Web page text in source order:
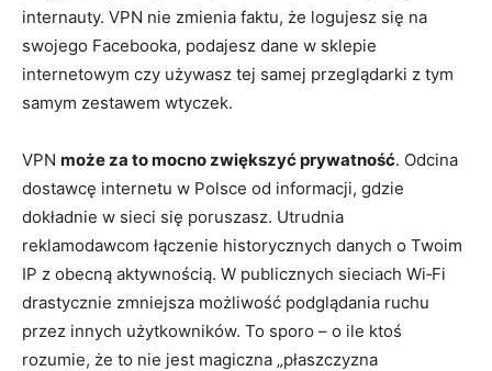
internauty. VPN nie zmienia faktu, że logujesz się na
swojego Facebooka, podajesz dane w sklepie
internetowym czy używasz tej samej przeglądarki z tym
samym zestawem wtyczek.
VPN może za to mocno zwiększyć prywatność. Odcina
dostawcę internetu w Polsce od informacji, gdzie
dokładnie w sieci się poruszasz. Utrudnia
reklamodawcom łączenie historycznych danych o Twoim
IP z obecną aktywnością. W publicznych sieciach Wi‑Fi
drastycznie zmniejsza możliwość podglądania ruchu
przez innych użytkowników. To sporo – o ile ktoś
rozumie, że to nie jest magiczna „płaszczyzna